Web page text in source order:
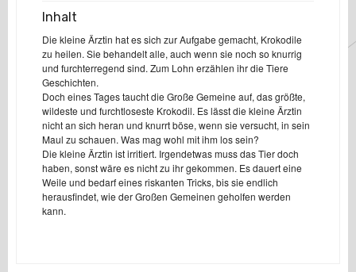
Inhalt
Die kleine Ärztin hat es sich zur Aufgabe gemacht, Krokodile
zu heilen. Sie behandelt alle, auch wenn sie noch so knurrig
und furchterregend sind. Zum Lohn erzählen ihr die Tiere
Geschichten.
Doch eines Tages taucht die Große Gemeine auf, das größte,
wildeste und furchtloseste Krokodil. Es lässt die kleine Ärztin
nicht an sich heran und knurrt böse, wenn sie versucht, in sein
Maul zu schauen. Was mag wohl mit ihm los sein?
Die kleine Ärztin ist irritiert. Irgendetwas muss das Tier doch
haben, sonst wäre es nicht zu ihr gekommen. Es dauert eine
Weile und bedarf eines riskanten Tricks, bis sie endlich
herausfindet, wie der Großen Gemeinen geholfen werden
kann.